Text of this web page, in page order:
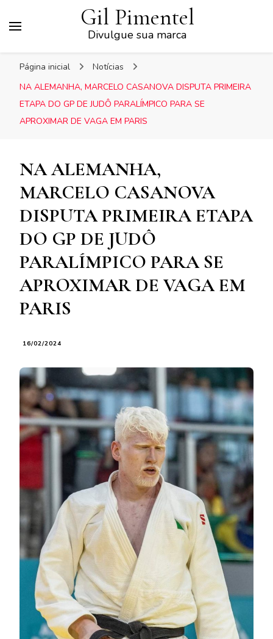
Gil Pimentel
Divulgue sua marca
Página inicial
Notícias
NA ALEMANHA, MARCELO CASANOVA DISPUTA PRIMEIRA
ETAPA DO GP DE JUDÔ PARALÍMPICO PARA SE
APROXIMAR DE VAGA EM PARIS
NA ALEMANHA,
MARCELO CASANOVA
DISPUTA PRIMEIRA ETAPA
DO GP DE JUDÔ
PARALÍMPICO PARA SE
APROXIMAR DE VAGA EM
PARIS
16/02/2024